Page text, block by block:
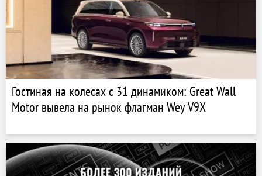
Гостиная на колесах с 31 динамиком: Great Wall
Motor вывела на рынок флагман Wey V9X